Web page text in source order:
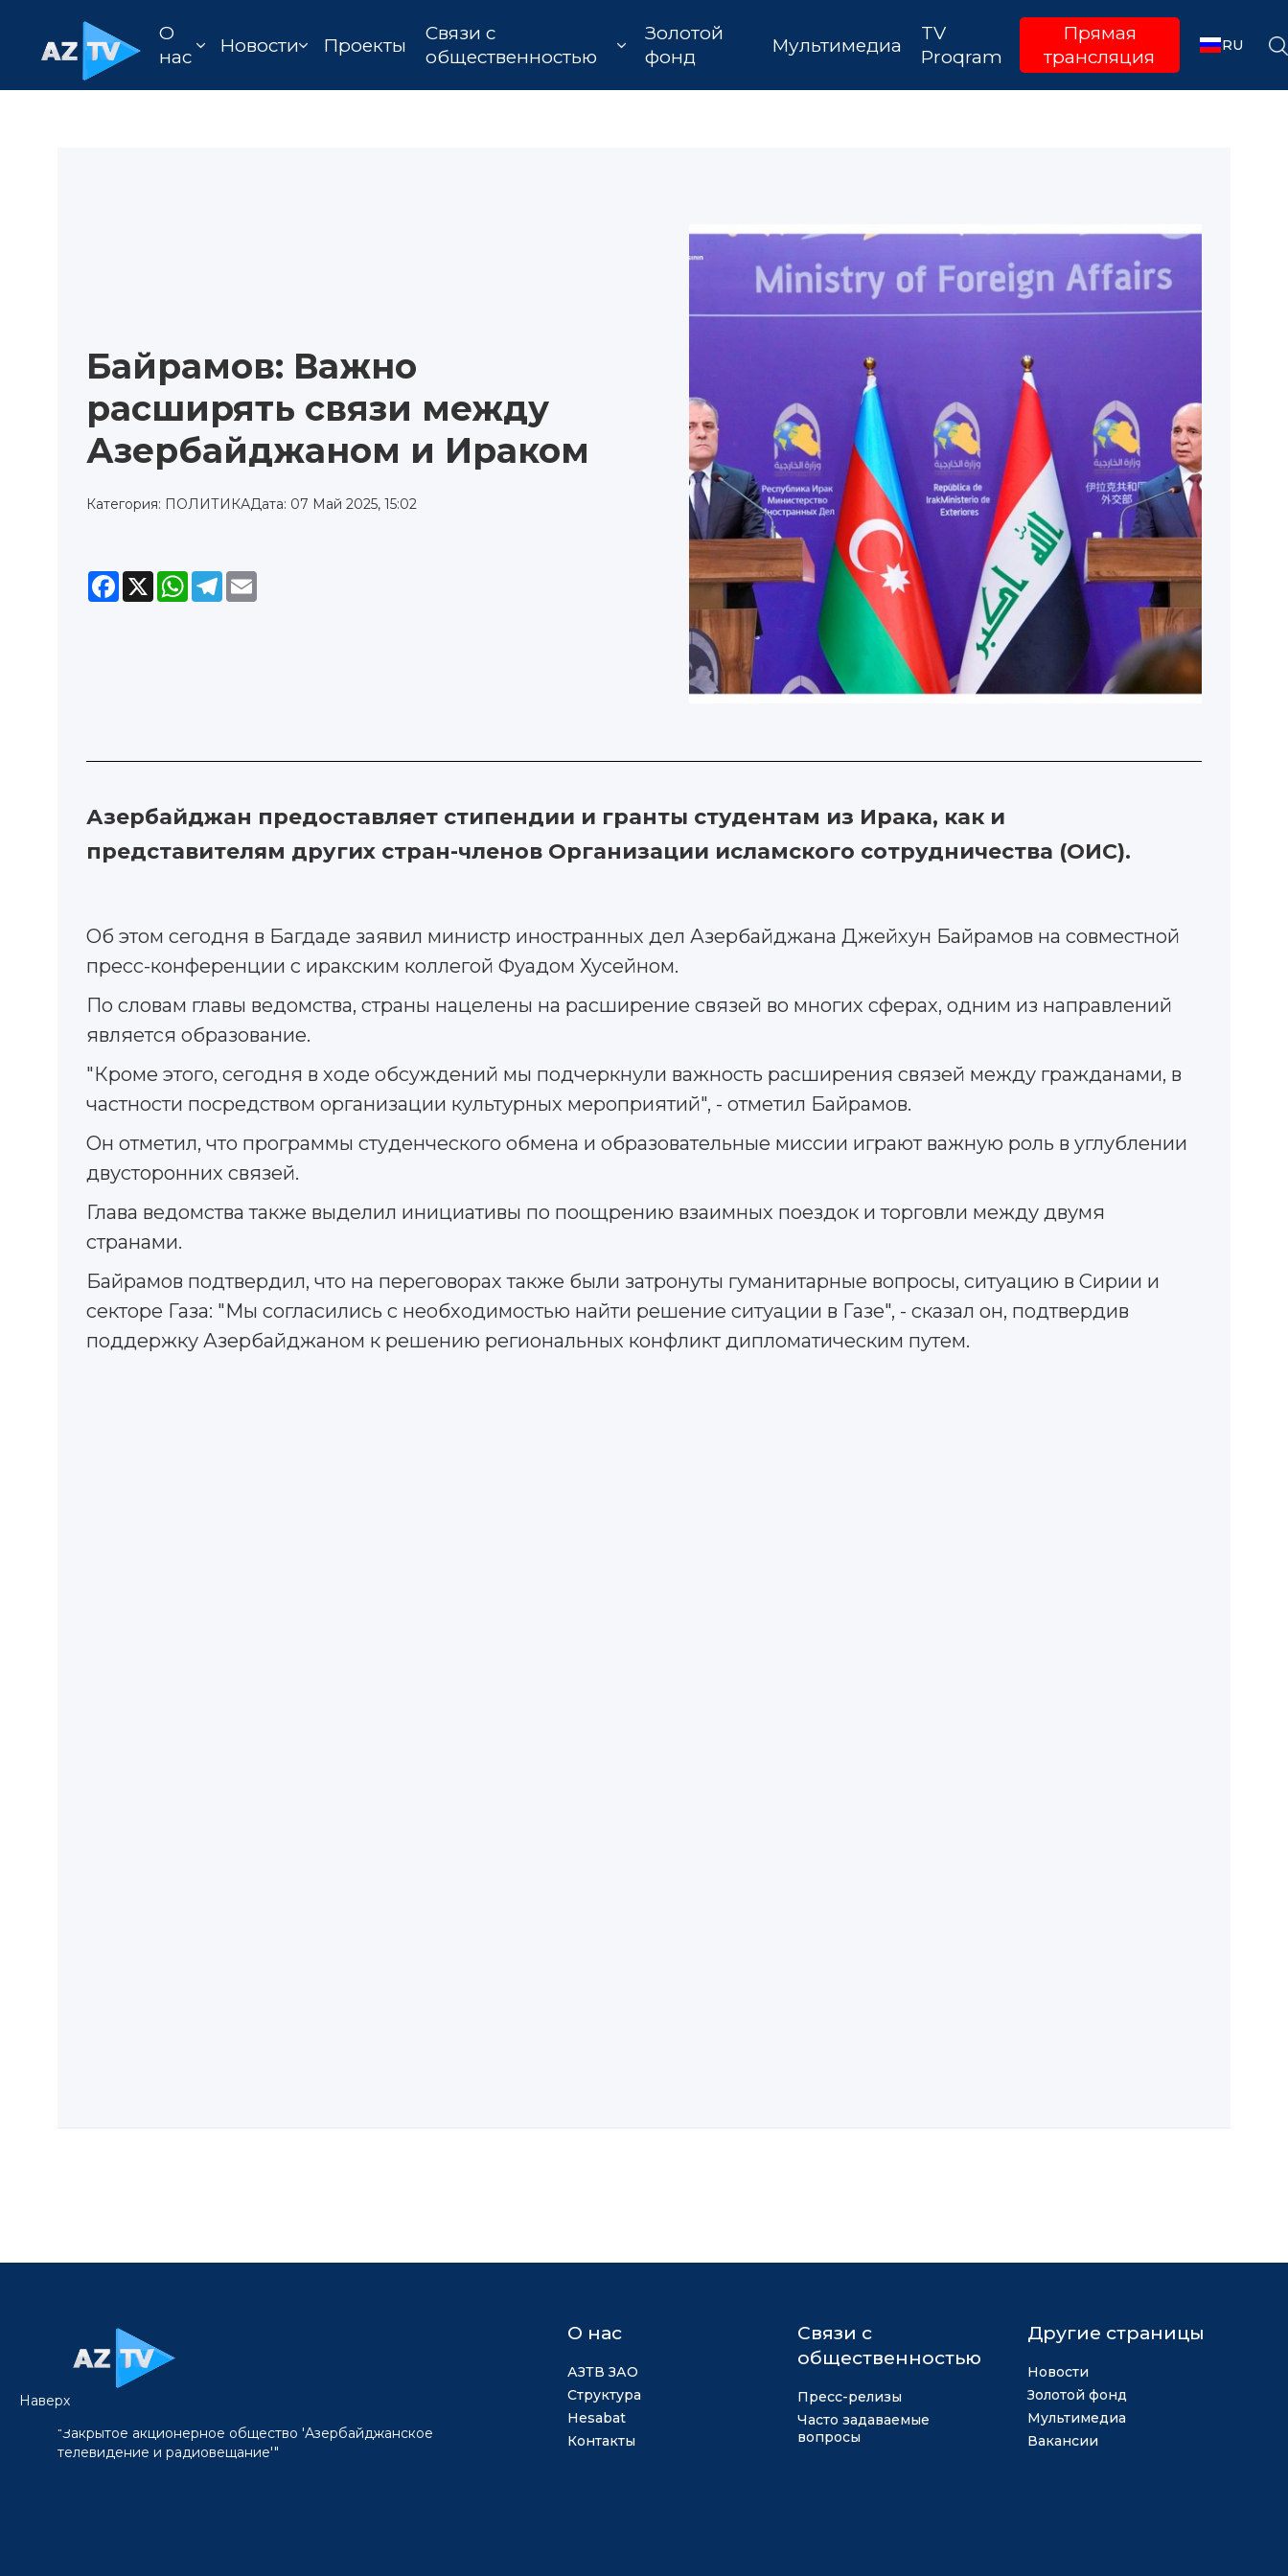
О
нас
Новости Проекты
Связи с
общественностью
Золотой
фонд
Мультимедиа
TV
Proqram
Прямая
трансляция
RU
Байрамов: Важно
расширять связи между
Азербайджаном и Ираком
Категория: ПОЛИТИКАДата: 07 Май 2025, 15:02
Facebook
X WhatsApp
Telegram
Азербайджан предоставляет стипендии и гранты студентам из Ирака, как и
представителям других стран-членов Организации исламского сотрудничества (ОИС).
Oб этом сегодня в Багдаде заявил министр иностранных дел Азербайджана Джейхун Байрамов на совместной
пресс-конференции с иракским коллегой Фуадом Хусейном.
По словам главы ведомства, страны нацелены на расширение связей во многих сферах, одним из направлений
является образование.
"Кроме этого, сегодня в ходе обсуждений мы подчеркнули важность расширения связей между гражданами, в
частности посредством организации культурных мероприятий", - отметил Байрамов.
Он отметил, что программы студенческого обмена и образовательные миссии играют важную роль в углублении
двусторонних связей.
Глава ведомства также выделил инициативы по поощрению взаимных поездок и торговли между двумя
странами.
Байрамов подтвердил, что на переговорах также были затронуты гуманитарные вопросы, ситуацию в Сирии и
секторе Газа: "Мы согласились с необходимостью найти решение ситуации в Газе", - сказал он, подтвердив
поддержку Азербайджаном к решению региональных конфликт дипломатическим путем.
"Закрытое акционерное общество 'Азербайджанское
телевидение и радиовещание'"
О нас
АЗТВ ЗАО
Структура
Hesabat
Контакты
Связи с
общественностью
Пресс-релизы
Часто задаваемые
вопросы
Другие страницы
Новости
Золотой фонд
Мультимедиа
Вакансии
Наверх